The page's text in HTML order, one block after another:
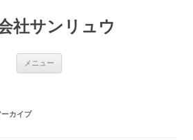
社サンリュウ
メニュー
ーカイブ